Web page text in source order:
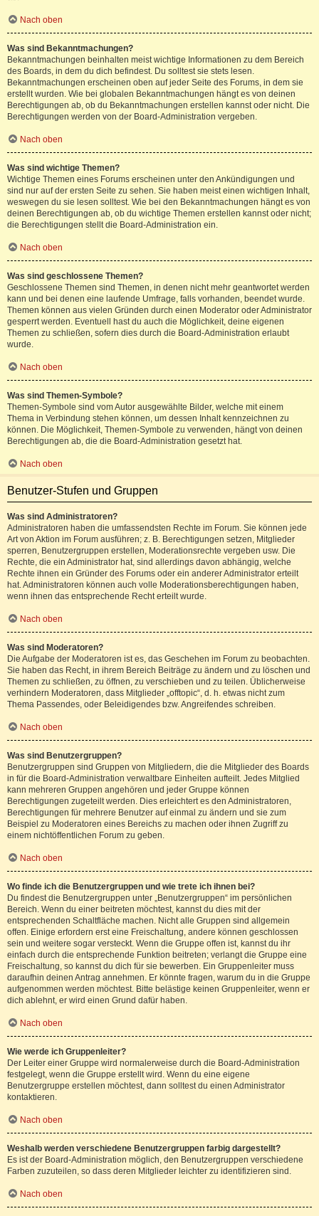
Nach oben
Was sind Bekanntmachungen?
Bekanntmachungen beinhalten meist wichtige Informationen zu dem Bereich
des Boards, in dem du dich befindest. Du solltest sie stets lesen.
Bekanntmachungen erscheinen oben auf jeder Seite des Forums, in dem sie
erstellt wurden. Wie bei globalen Bekanntmachungen hängt es von deinen
Berechtigungen ab, ob du Bekanntmachungen erstellen kannst oder nicht. Die
Berechtigungen werden von der Board-Administration vergeben.
Nach oben
Was sind wichtige Themen?
Wichtige Themen eines Forums erscheinen unter den Ankündigungen und
sind nur auf der ersten Seite zu sehen. Sie haben meist einen wichtigen Inhalt,
weswegen du sie lesen solltest. Wie bei den Bekanntmachungen hängt es von
deinen Berechtigungen ab, ob du wichtige Themen erstellen kannst oder nicht;
die Berechtigungen stellt die Board-Administration ein.
Nach oben
Was sind geschlossene Themen?
Geschlossene Themen sind Themen, in denen nicht mehr geantwortet werden
kann und bei denen eine laufende Umfrage, falls vorhanden, beendet wurde.
Themen können aus vielen Gründen durch einen Moderator oder Administrator
gesperrt werden. Eventuell hast du auch die Möglichkeit, deine eigenen
Themen zu schließen, sofern dies durch die Board-Administration erlaubt
wurde.
Nach oben
Was sind Themen-Symbole?
Themen-Symbole sind vom Autor ausgewählte Bilder, welche mit einem
Thema in Verbindung stehen können, um dessen Inhalt kennzeichnen zu
können. Die Möglichkeit, Themen-Symbole zu verwenden, hängt von deinen
Berechtigungen ab, die die Board-Administration gesetzt hat.
Nach oben
Benutzer-Stufen und Gruppen
Was sind Administratoren?
Administratoren haben die umfassendsten Rechte im Forum. Sie können jede
Art von Aktion im Forum ausführen; z. B. Berechtigungen setzen, Mitglieder
sperren, Benutzergruppen erstellen, Moderationsrechte vergeben usw. Die
Rechte, die ein Administrator hat, sind allerdings davon abhängig, welche
Rechte ihnen ein Gründer des Forums oder ein anderer Administrator erteilt
hat. Administratoren können auch volle Moderationsberechtigungen haben,
wenn ihnen das entsprechende Recht erteilt wurde.
Nach oben
Was sind Moderatoren?
Die Aufgabe der Moderatoren ist es, das Geschehen im Forum zu beobachten.
Sie haben das Recht, in ihrem Bereich Beiträge zu ändern und zu löschen und
Themen zu schließen, zu öffnen, zu verschieben und zu teilen. Üblicherweise
verhindern Moderatoren, dass Mitglieder „offtopic“, d. h. etwas nicht zum
Thema Passendes, oder Beleidigendes bzw. Angreifendes schreiben.
Nach oben
Was sind Benutzergruppen?
Benutzergruppen sind Gruppen von Mitgliedern, die die Mitglieder des Boards
in für die Board-Administration verwaltbare Einheiten aufteilt. Jedes Mitglied
kann mehreren Gruppen angehören und jeder Gruppe können
Berechtigungen zugeteilt werden. Dies erleichtert es den Administratoren,
Berechtigungen für mehrere Benutzer auf einmal zu ändern und sie zum
Beispiel zu Moderatoren eines Bereichs zu machen oder ihnen Zugriff zu
einem nichtöffentlichen Forum zu geben.
Nach oben
Wo finde ich die Benutzergruppen und wie trete ich ihnen bei?
Du findest die Benutzergruppen unter „Benutzergruppen“ im persönlichen
Bereich. Wenn du einer beitreten möchtest, kannst du dies mit der
entsprechenden Schaltfläche machen. Nicht alle Gruppen sind allgemein
offen. Einige erfordern erst eine Freischaltung, andere können geschlossen
sein und weitere sogar versteckt. Wenn die Gruppe offen ist, kannst du ihr
einfach durch die entsprechende Funktion beitreten; verlangt die Gruppe eine
Freischaltung, so kannst du dich für sie bewerben. Ein Gruppenleiter muss
daraufhin deinen Antrag annehmen. Er könnte fragen, warum du in die Gruppe
aufgenommen werden möchtest. Bitte belästige keinen Gruppenleiter, wenn er
dich ablehnt, er wird einen Grund dafür haben.
Nach oben
Wie werde ich Gruppenleiter?
Der Leiter einer Gruppe wird normalerweise durch die Board-Administration
festgelegt, wenn die Gruppe erstellt wird. Wenn du eine eigene
Benutzergruppe erstellen möchtest, dann solltest du einen Administrator
kontaktieren.
Nach oben
Weshalb werden verschiedene Benutzergruppen farbig dargestellt?
Es ist der Board-Administration möglich, den Benutzergruppen verschiedene
Farben zuzuteilen, so dass deren Mitglieder leichter zu identifizieren sind.
Nach oben